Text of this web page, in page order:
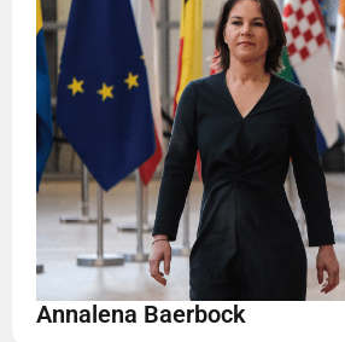
Annalena Baerbock